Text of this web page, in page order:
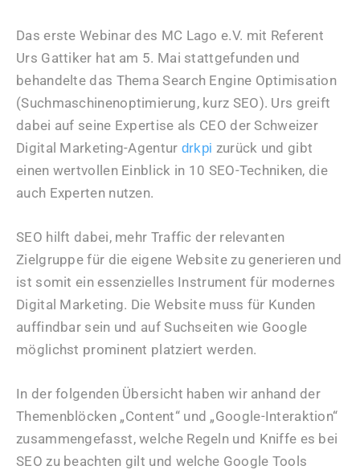
Das erste Webinar des MC Lago e.V. mit Referent
Urs Gattiker hat am 5. Mai stattgefunden und
behandelte das Thema Search Engine Optimisation
(Suchmaschinenoptimierung, kurz SEO). Urs greift
dabei auf seine Expertise als CEO der Schweizer
Digital Marketing-Agentur drkpi zurück und gibt
einen wertvollen Einblick in 10 SEO-Techniken, die
auch Experten nutzen.
SEO hilft dabei, mehr Traffic der relevanten
Zielgruppe für die eigene Website zu generieren und
ist somit ein essenzielles Instrument für modernes
Digital Marketing. Die Website muss für Kunden
auffindbar sein und auf Suchseiten wie Google
möglichst prominent platziert werden.
In der folgenden Übersicht haben wir anhand der
Themenblöcken „Content“ und „Google-Interaktion“
zusammengefasst, welche Regeln und Kniffe es bei
SEO zu beachten gilt und welche Google Tools